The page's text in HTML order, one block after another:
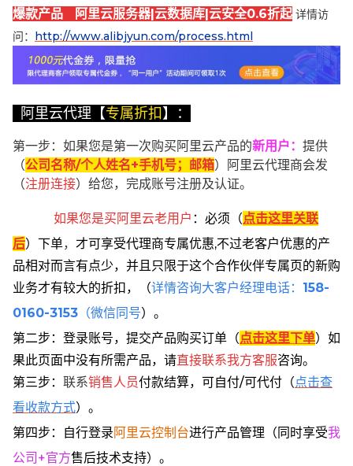
爆款产品 阿里云服务器|云数据库|云安全0.6折起 详情访
问： http://www.alibjyun.com/process.html
阿里云代理【专属折扣】：
第一步：如果您是第一次购买阿里云产品的新用户 ： 提供
（公司名称/个人姓名+手机号；邮箱）阿里云代理商会发
（注册连接）给您，完成账号注册及认证。
如果您是买阿里云老用户 ： 必须 （点击这里关联
后） 下单， 才可享受代理商专属优惠,不过老客户优惠的产
品相对而言有点少，并且只限于这个合作伙伴专属页的新购
业务才有较大的折扣，
（详情咨询大客户经理电话： 158-
0160-3153 （微信同号）。
第二步：登录账号，提交产品购买订单（点击这里下单） 如
果此页面中没有所需产品，请直接联系我方客服咨询。
第三步： 联系销售人员付款结算，可自付/可代付（点击查
看收款方式）。
第四步：自行登录阿里云控制台进行产品管理（同时享受我
公司+官方售后技术支持）。